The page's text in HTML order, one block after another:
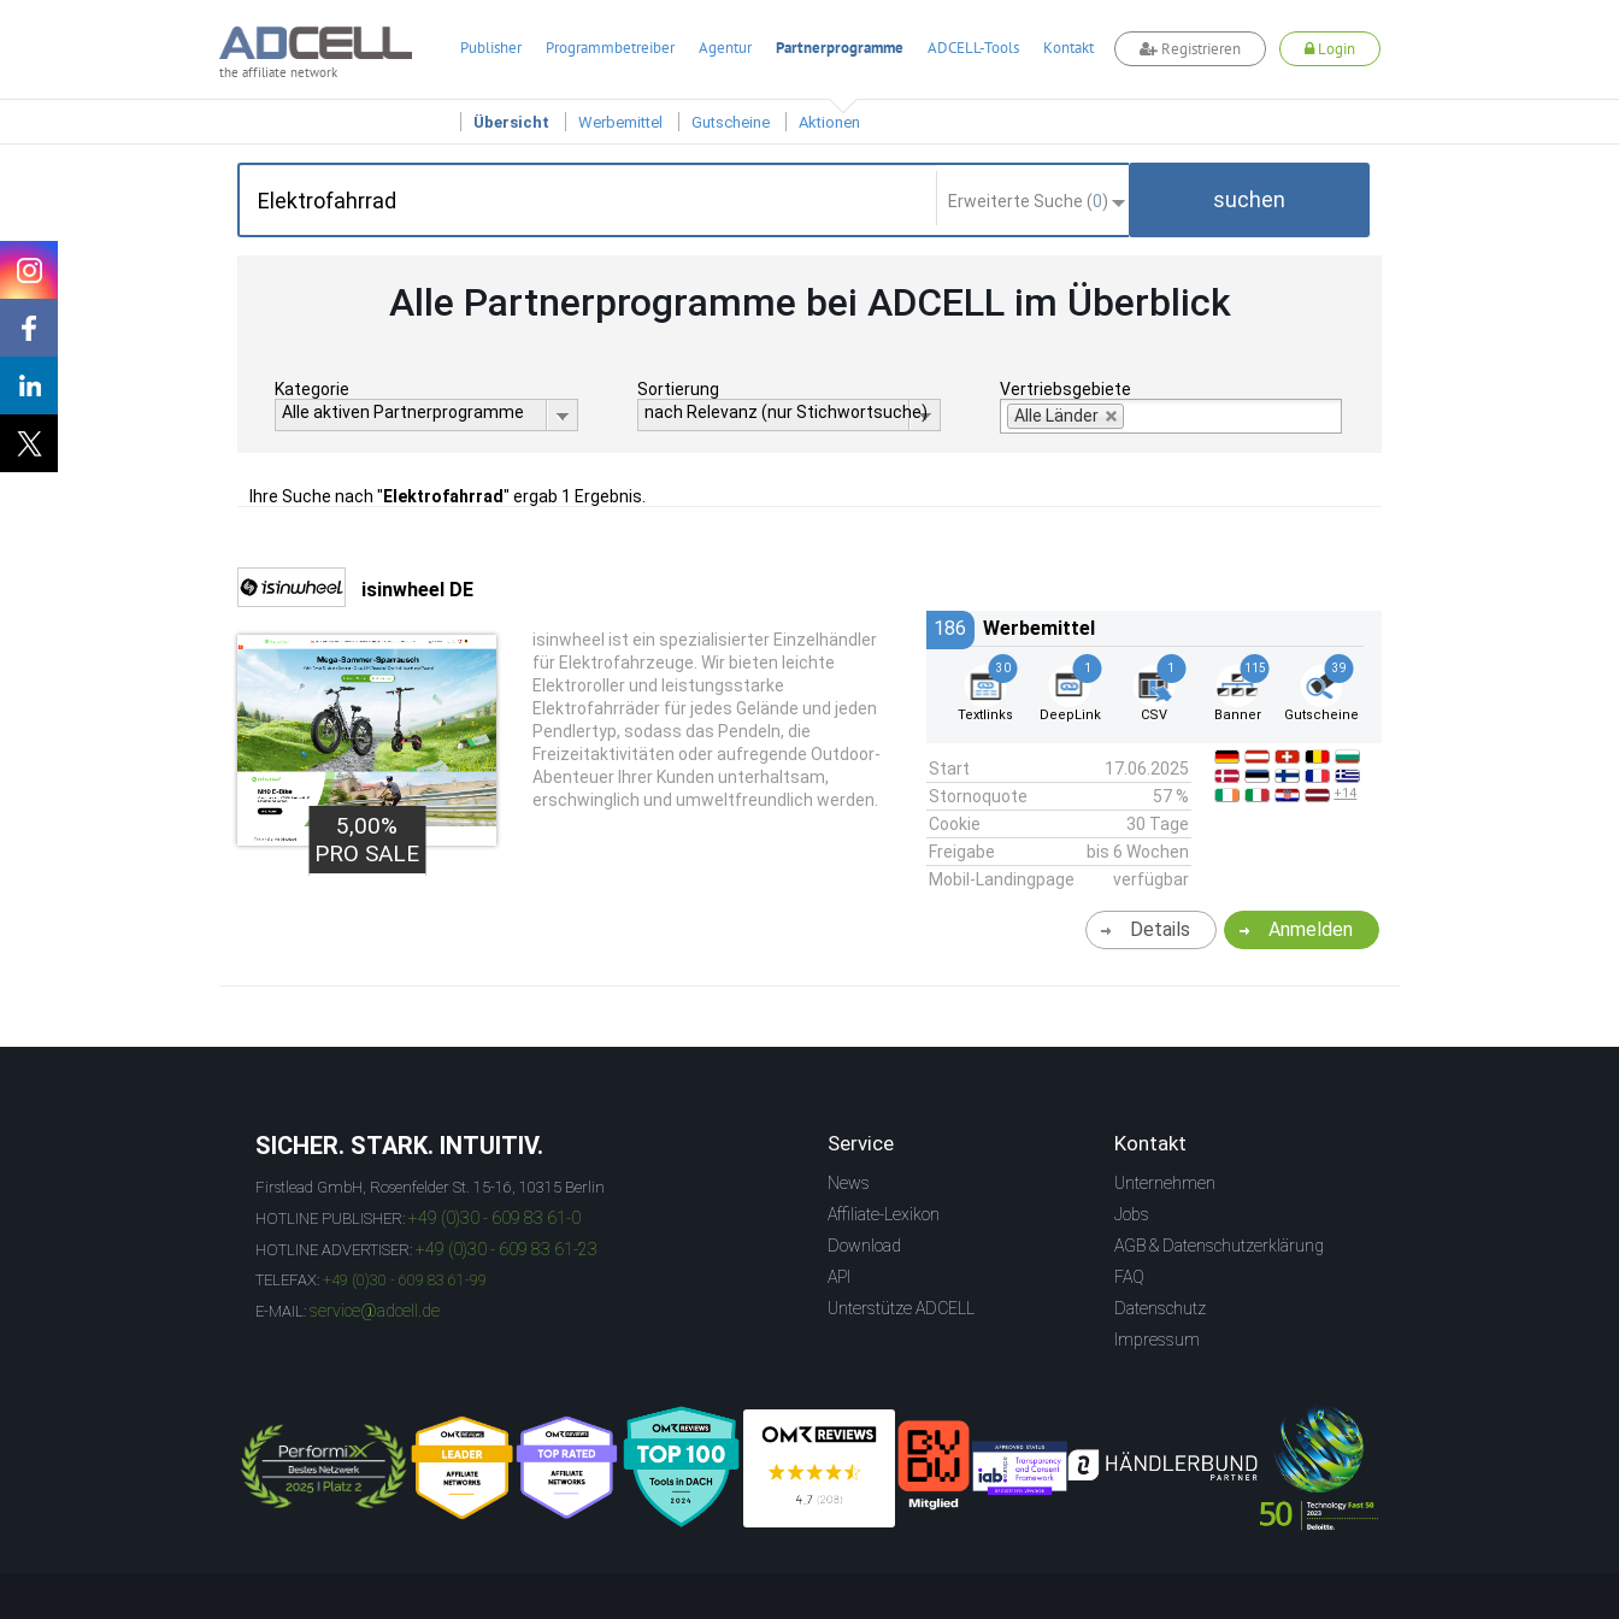
the affiliate network
Publisher Programmbetreiber Agentur Partnerprogramme ADCELL-Tools Kontakt Registrieren Login
Übersicht Werbemittel Gutscheine Aktionen
Erweiterte Suche (0) suchen
Alle Partnerprogramme bei ADCELL im Überblick
Kategorie
Alle aktiven Partnerprogramme
Sortierung
nach Relevanz (nur Stichwortsuche)
Vertriebsgebiete
Alle Länder
Ihre Suche nach " Elektrofahrrad" ergab 1 Ergebnis.
isinwheel DE
5,00%
PRO SALE
isinwheel ist ein spezialisierter Einzelhändler
für Elektrofahrzeuge. Wir bieten leichte
Elektroroller und leistungsstarke
Elektrofahrräder für jedes Gelände und jeden
Pendlertyp, sodass das Pendeln, die
Freizeitaktivitäten oder aufregende Outdoor-
Abenteuer Ihrer Kunden unterhaltsam,
erschwinglich und umweltfreundlich werden.
186 Werbemittel
30
Textlinks
1
DeepLink
1
CSV
115
Banner
39
Gutscheine
Start
17.06.2025
Stornoquote
57 %
Cookie
30 Tage
Freigabe
bis 6 Wochen
Mobil-Landingpage
verfügbar
+14
Anmelden
Details
SICHER. STARK. INTUITIV.
Firstlead GmbH, Rosenfelder St. 15-16, 10315 Berlin
HOTLINE PUBLISHER: +49 (0)30 - 609 83 61-0
HOTLINE ADVERTISER: +49 (0)30 - 609 83 61-23
TELEFAX: +49 (0)30 - 609 83 61-99
E-MAIL: service@adcell.de
Service
News
Affiliate-Lexikon
Download
API
Unterstütze ADCELL
Kontakt
Unternehmen
Jobs
AGB & Datenschutzerklärung
FAQ
Datenschutz
Impressum